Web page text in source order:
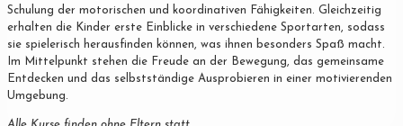
Schulung der motorischen und koordinativen Fähigkeiten. Gleichzeitig
erhalten die Kinder erste Einblicke in verschiedene Sportarten, sodass
sie spielerisch herausfinden können, was ihnen besonders Spaß macht.
Im Mittelpunkt stehen die Freude an der Bewegung, das gemeinsame
Entdecken und das selbstständige Ausprobieren in einer motivierenden
Umgebung.